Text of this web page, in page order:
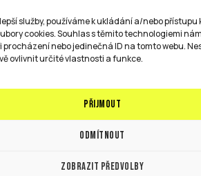
služby, používáme k ukládání a/nebo
cookies. Souhlas s těmito technologiemi
procházení nebo jedinečná ID na tomto webu.
ovlivnit určité vlastnosti a funkce.
Přijmout
Odmítnout
Zobrazit předvolby
IČO 2: 09683216
Cookies VOP
GDPR
Made by Avarita